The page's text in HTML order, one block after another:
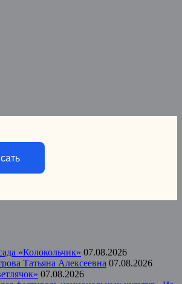
«Колокольчик» 07.08.2026
Татьяна Алексеевна 07.08.2026
07.08.2026